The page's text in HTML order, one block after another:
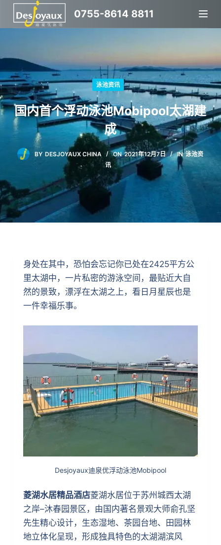
跳
过
0755-8614 8811
泳池资讯
国内首个浮动泳池Mobipool太湖建
成
BY DESJOYAUX CHINA ON 2021年12月7日 IN 泳池资
讯
身处在其中，恐怕会忘记你已处在2425平方公
里太湖中，一片私密的游泳空间，最贴近大自
然的景致，漂浮在太湖之上，看日月星辰也是
一件幸福乐事。
Desjoyaux迪泉优浮动泳池Mobipool
菱湖水居精品酒店菱湖水居位于苏州城西太湖
之岸–沐春园景区，由国内著名景观大师俞孔坚
先生精心设计，生态湿地、茶园台地、田园林
地立体化呈现，形成独具特色的太湖湖滨风